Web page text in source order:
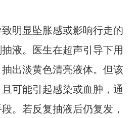
明显坠胀感或影响行走的
液。医生在超声引导下用
出淡黄色清亮液体。但该
可能引起感染或血肿，通
。若反复抽液后仍复发，